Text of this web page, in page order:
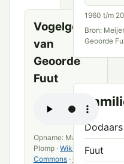
Vogelgeluid
van
Geoorde
Fuut
Opname: Marc
Plomp · Wikimedia
Commons · CC BY-
1960 t/m
Bron:
Geoorde
Dodaars
Fuut